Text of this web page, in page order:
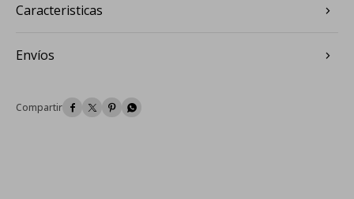
Caracteristicas
Envíos
   